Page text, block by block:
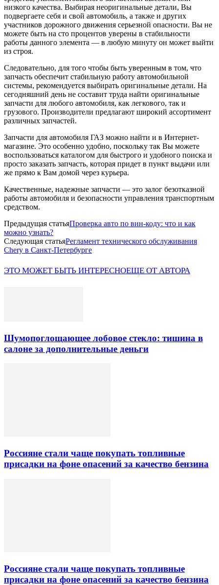
низкого качества. Выбирая неоригинальные детали, Вы
подвергаете себя и свой автомобиль, а также и других
участников дорожного движения серьезной опасности. Вы не
можете быть на сто процентов уверены в стабильности
работы данного элемента — в любую минуту он может выйти
из строя.
Следовательно, для того чтобы быть уверенным в том, что
запчасть обеспечит стабильную работу автомобильной
системы, рекомендуется выбирать оригинальные детали. На
сегодняшний день не составит труда найти оригинальные
запчасти для любого автомобиля, как легкового, так и
грузового. Производители предлагают широкий ассортимент
различных запчастей.
Запчасти для автомобиля ГАЗ можно найти и в Интернет-
магазине. Это особенно удобно, поскольку так Вы можете
воспользоваться каталогом для быстрого и удобного поиска и
просто заказать запчасть, которая придет в пункт выдачи или
же прямо к Вам домой через курьера.
Качественные, надежные запчасти — это залог безотказной
работы автомобиля и безопасности управления транспортным
средством.
Предыдущая статьяПроверка авто по вин-коду: что и как
можно узнать?
Следующая статьяРегламент технического обслуживания
Chery в Санкт-Петербурге
ЭТО МОЖЕТ БЫТЬ ИНТЕРЕСНОЕЩЕ ОТ АВТОРА
Шумопоглощающее лобовое стекло: тишина в
салоне за дополнительные деньги
Россияне стали чаще покупать топливные
присадки на фоне опасений за качество бензина
Россияне стали чаще покупать топливные
присадки на фоне опасений за качество бензина